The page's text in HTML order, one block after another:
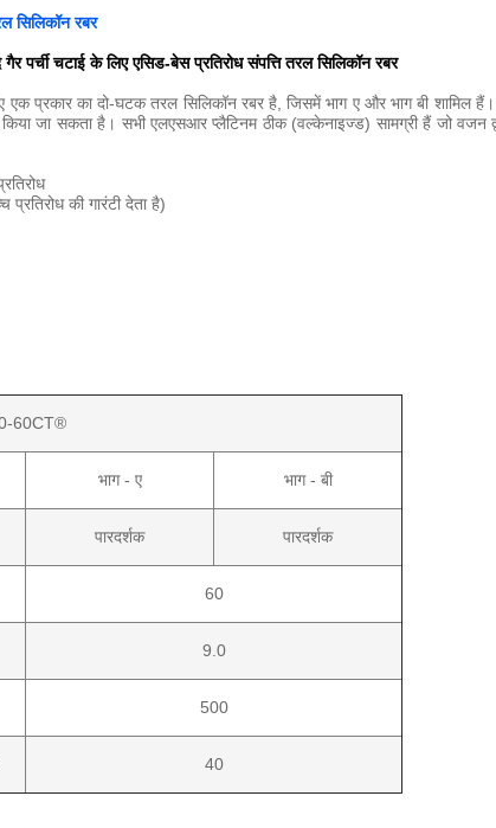
सिलिकॉन रबर
गैर पर्ची चटाई के लिए एसिड-बेस प्रतिरोध संपत्ति तरल सिलिकॉन रबर
प्रकार का दो-घटक तरल सिलिकॉन रबर है, जिसमें भाग ए और भाग बी शामिल
जा सकता है। सभी एलएसआर प्लैटिनम ठीक (वल्केनाइज्ड) सामग्री हैं जो वजन
की गारंटी देता है)
60CT®
भाग - ए भाग - बी
पारदर्शक पारदर्शक
60
9.0
500
40